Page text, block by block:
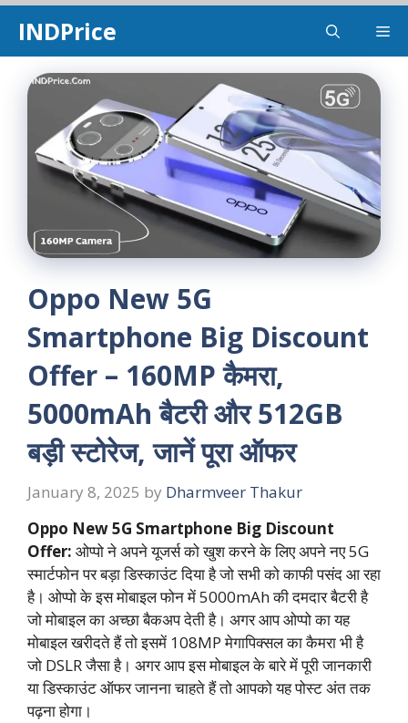
content
INDPrice
Oppo New 5G
Smartphone Big Discount
Offer – 160MP कैमरा,
5000mAh बैटरी और 512GB
बड़ी स्टोरेज, जानें पूरा ऑफर
January 8, 2025 by Dharmveer Thakur
Oppo New 5G Smartphone Big Discount
Offer: ओप्पो ने अपने यूजर्स को खुश करने के लिए अपने नए 5G
स्मार्टफोन पर बड़ा डिस्काउंट दिया है जो सभी को काफी पसंद आ रहा
है। ओप्पो के इस मोबाइल फोन में 5000mAh की दमदार बैटरी है
जो मोबाइल का अच्छा बैकअप देती है। अगर आप ओप्पो का यह
मोबाइल खरीदते हैं तो इसमें 108MP मेगापिक्सल का कैमरा भी है
जो DSLR जैसा है। अगर आप इस मोबाइल के बारे में पूरी जानकारी
या डिस्काउंट ऑफर जानना चाहते हैं तो आपको यह पोस्ट अंत तक
पढ़ना होगा।